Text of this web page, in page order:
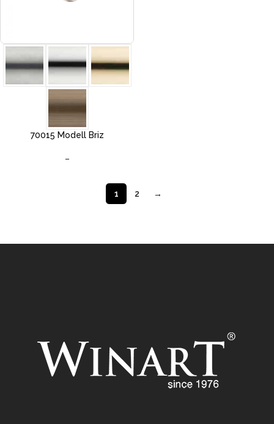
70015 Modell Briz
–
1 2 →